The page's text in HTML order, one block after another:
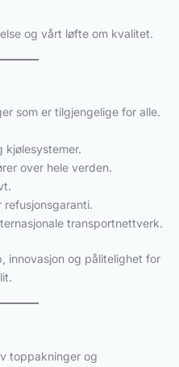
og vårt løfte om kvalitet.
som er tilgjengelige for alle.
kjølesystemer.
over hele verden.
transportnettverk.
innovasjon og pålitelighet for
toppakninger og